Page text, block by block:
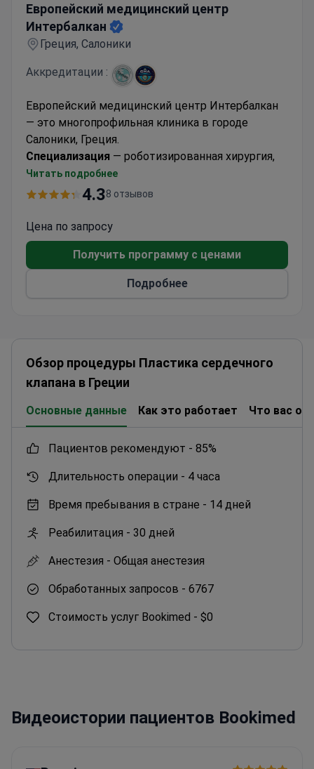
Европейский медицинский центр
Интербалкан
Греция, Салоники
Аккредитации :
Европейский медицинский центр Интербалкан
— это многопрофильная клиника в городе
Салоники, Греция.
Специализация — роботизированная хирургия,
кардиохирургия, нейрохирургия, онкология и
комплексное обследование (check-up).
госпиталями мира
больницей общего профиля (США) и
Гарвардским университетом (США). Врачи
Интербалкана регулярно обмениваются опытом
касательно новых методик лечения с
Читать подробнее
4.38 отзывов
Цена по запросу
Получить программу с ценами
Подробнее
Обзор процедуры Пластика сердечного
клапана в Греции
Основные данные Как это работает Что вас
пациентов рекомендуют - 85%
Длительность операции - 4 часа
Время пребывания в стране - 14 дней
Реабилитация - 30 дней
Анестезия - Общая анестезия
Обработанных запросов - 6767
Стоимость услуг Bookimed - $0
Видеоистории пациентов Bookimed